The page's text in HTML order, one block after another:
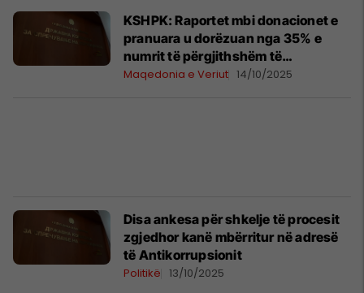
KSHPK: Raportet mbi donacionet e
pranuara u dorëzuan nga 35% e
numrit të përgjithshëm të
pjesëmarrësve në fushatën
Maqedonia e Veriut 14/10/2025
Disa ankesa për shkelje të procesit
zgjedhor kanë mbërritur në adresë
të Antikorrupsionit
Politikë 13/10/2025